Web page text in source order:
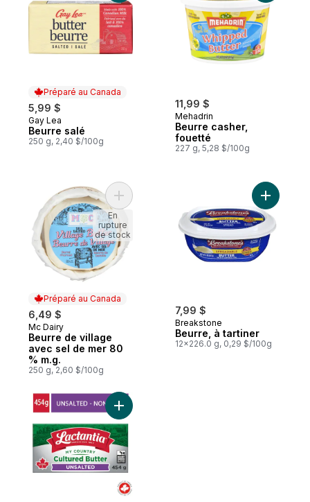
Préparé au Canada
5,99 $
Préparé au Canada
Gay Lea
Beurre salé
250 g, 2,40 $/100g
11,99 $
Mehadrin
Beurre casher,
fouetté
227 g, 5,28 $/100g
Préparé au Canada
6,49 $
Préparé au Canada
Mc Dairy
Beurre de village
avec sel de mer 80
% m.g.
250 g, 2,60 $/100g
Ajouter Beurre de village avec sel de
En
rupture
de stock
7,99 $
Breakstone
Beurre, à tartiner
12x226.0 g, 0,29 $/100g
Ajouter
Ajouter Beurre de culture non salé au